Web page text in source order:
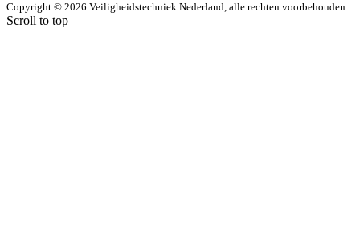
Copyright © 2026 Veiligheidstechniek Nederland, alle rechten voorbehouden
Scroll to top